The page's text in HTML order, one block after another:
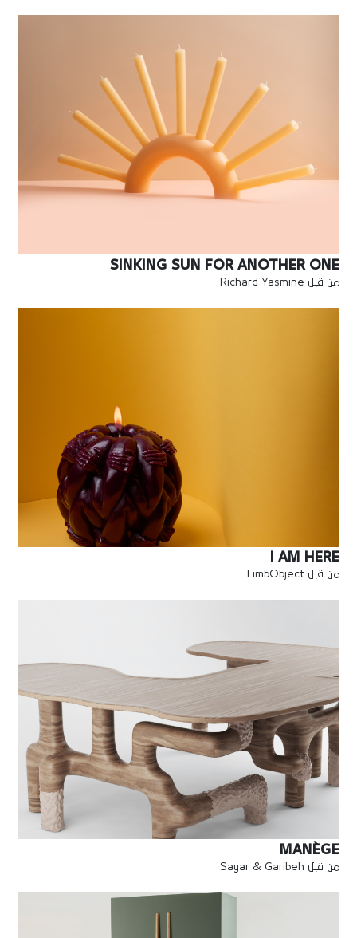
SINKING SUN FOR ANOTHER ONE
من قبل Richard Yasmine
I AM HERE
من قبل LimbObject
MANÈGE
من قبل Sayar & Garibeh